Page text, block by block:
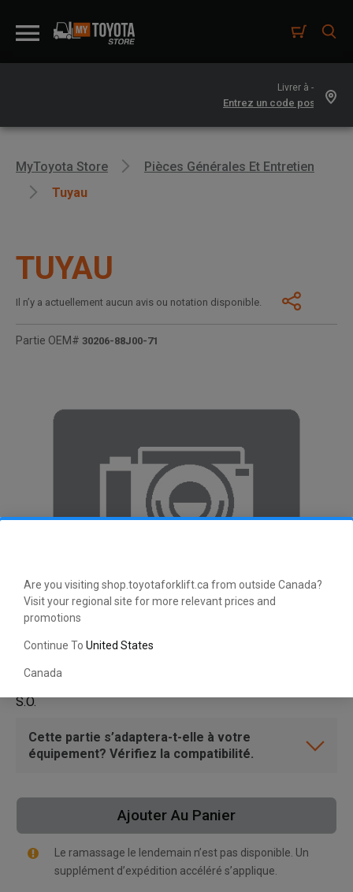
Are you visiting shop.toyotaforklift.ca from outside Canada?
Visit your regional site for more relevant prices and
promotions
Continue To United States
Canada
Livrer à -
MyToyota Store
Pièces Générales Et Entretien
Tuyau
TUYAU
Il n’y a actuellement aucun avis ou notation disponible.
Partie OEM# 30206-88J00-71
S.O.
Cette partie s’adaptera-t-elle à votre
équipement? Vérifiez la compatibilité.
Ajouter Au Panier
Le ramassage le lendemain n’est pas disponible. Un
supplément d’expédition accéléré s’applique.